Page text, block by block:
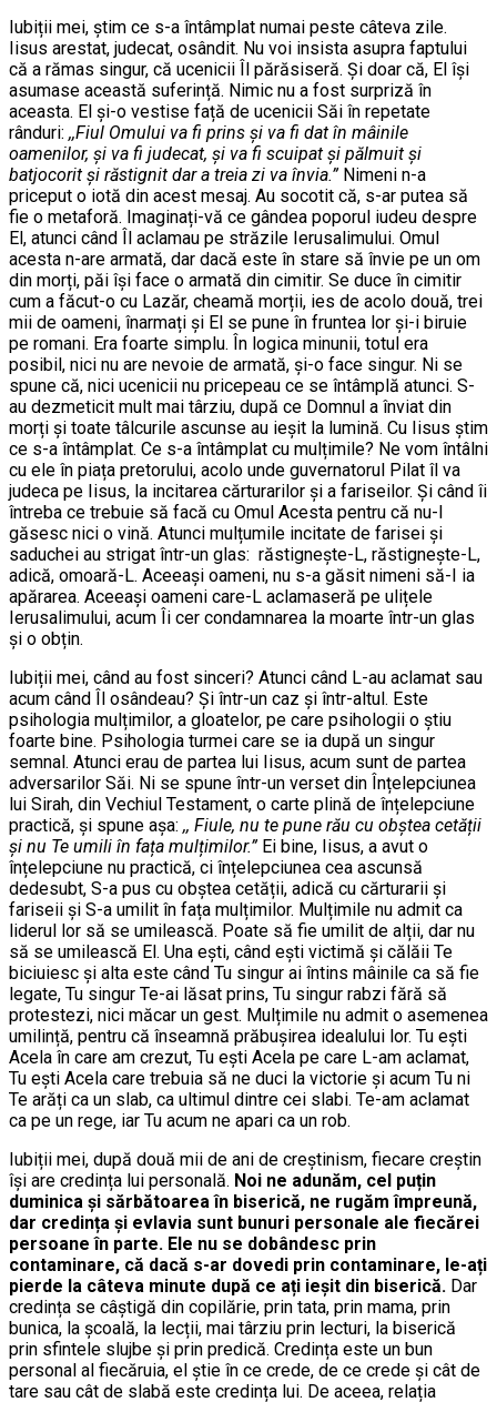
Iubiții mei, știm ce s-a întâmplat numai peste câteva zile.
Iisus arestat, judecat, osândit. Nu voi insista asupra faptului
că a rămas singur, că ucenicii Îl părăsiseră. Și doar că, El își
asumase această suferință. Nimic nu a fost surpriză în
aceasta. El și-o vestise față de ucenicii Săi în repetate
rânduri: ,,Fiul Omului va fi prins și va fi dat în mâinile
oamenilor, și va fi judecat, și va fi scuipat și pălmuit și
batjocorit și răstignit dar a treia zi va învia.”Nimeni n-a
priceput o iotă din acest mesaj. Au socotit că, s-ar putea să
fie o metaforă. Imaginați-vă ce gândea poporul iudeu despre
El, atunci când Îl aclamau pe străzile Ierusalimului. Omul
acesta n-are armată, dar dacă este în stare să învie pe un om
din morți, păi își face o armată din cimitir. Se duce în cimitir
cum a făcut-o cu Lazăr, cheamă morții, ies de acolo două, trei
mii de oameni, înarmați și El se pune în fruntea lor și-i biruie
pe romani. Era foarte simplu. În logica minunii, totul era
posibil, nici nu are nevoie de armată, și-o face singur. Ni se
spune că, nici ucenicii nu pricepeau ce se întâmplă atunci. S-
au dezmeticit mult mai târziu, după ce Domnul a înviat din
morți și toate tâlcurile ascunse au ieșit la lumină. Cu Iisus știm
ce s-a întâmplat. Ce s-a întâmplat cu mulțimile? Ne vom întâlni
cu ele în piața pretorului, acolo unde guvernatorul Pilat îl va
judeca pe Iisus, la incitarea cărturarilor și a fariseilor. Și când îi
întreba ce trebuie să facă cu Omul Acesta pentru că nu-I
găsesc nici o vină. Atunci mulțumile incitate de farisei și
saduchei au strigat într-un glas: răstignește-L, răstignește-L,
adică, omoară-L. Aceeași oameni, nu s-a găsit nimeni să-I ia
apărarea. Aceeași oameni care-L aclamaseră pe ulițele
Ierusalimului, acum Îi cer condamnarea la moarte într-un glas
și o obțin.
Iubiții mei, când au fost sinceri? Atunci când L-au aclamat sau
acum când Îl osândeau? Și într-un caz și într-altul. Este
psihologia mulțimilor, a gloatelor, pe care psihologii o știu
foarte bine. Psihologia turmei care se ia după un singur
semnal. Atunci erau de partea lui Iisus, acum sunt de partea
adversarilor Săi. Ni se spune într-un verset din Înțelepciunea
lui Sirah, din Vechiul Testament, o carte plină de înțelepciune
practică, și spune așa: ,, Fiule, nu te pune rău cu obștea cetății
și nu Te umili în fața mulțimilor.” Ei bine, Iisus, a avut o
înțelepciune nu practică, ci înțelepciunea cea ascunsă
dedesubt, S-a pus cu obștea cetății, adică cu cărturarii și
fariseii și S-a umilit în fața mulțimilor. Mulțimile nu admit ca
liderul lor să se umilească. Poate să fie umilit de alții, dar nu
să se umilească El. Una ești, când ești victimă și călăii Te
biciuiesc și alta este când Tu singur ai întins mâinile ca să fie
legate, Tu singur Te-ai lăsat prins, Tu singur rabzi fără să
protestezi, nici măcar un gest. Mulțimile nu admit o asemenea
umilință, pentru că înseamnă prăbușirea idealului lor. Tu ești
Acela în care am crezut, Tu ești Acela pe care L-am aclamat,
Tu ești Acela care trebuia să ne duci la victorie și acum Tu ni
Te arăți ca un slab, ca ultimul dintre cei slabi. Te-am aclamat
ca pe un rege, iar Tu acum ne apari ca un rob.
Iubiții mei, după două mii de ani de creștinism, fiecare creștin
își are credința lui personală. Noi ne adunăm, cel puțin
duminica și sărbătoarea în biserică, ne rugăm împreună,
dar credința și evlavia sunt bunuri personale ale fiecărei
persoane în parte. Ele nu se dobândesc prin
contaminare, că dacă s-ar dovedi prin contaminare, le-ați
pierde la câteva minute după ce ați ieșit din biserică. Dar
credința se câștigă din copilărie, prin tata, prin mama, prin
bunica, la școală, la lecții, mai târziu prin lecturi, la biserică
prin sfintele slujbe și prin predică. Credința este un bun
personal al fiecăruia, el știe în ce crede, de ce crede și cât de
tare sau cât de slabă este credința lui. De aceea, relația